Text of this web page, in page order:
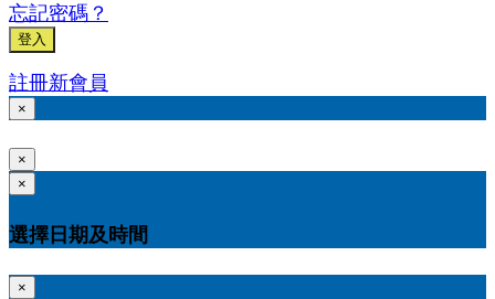
忘記密碼？
登入
註冊新會員
×
×
×
選擇日期及時間
×